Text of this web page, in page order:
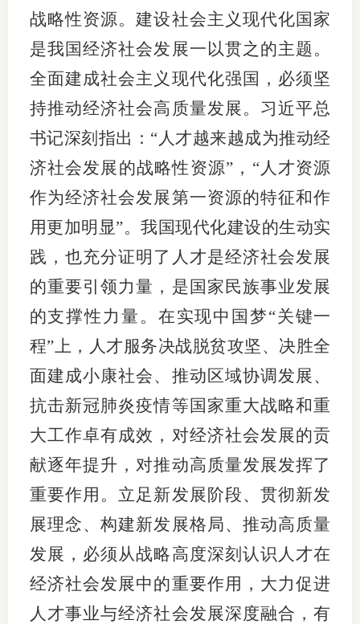
协会公
乡村振
联系我
招聘信
廉政举
战略性资源。建设社会主义现代化国家
是我国经济社会发展一以贯之的主题。
全面建成社会主义现代化强国，必须坚
持推动经济社会高质量发展。习近平总
书记深刻指出：“人才越来越成为推动经
济社会发展的战略性资源”，“人才资源
作为经济社会发展第一资源的特征和作
用更加明显”。我国现代化建设的生动实
践，也充分证明了人才是经济社会发展
的重要引领力量，是国家民族事业发展
的支撑性力量。在实现中国梦“关键一
程”上，人才服务决战脱贫攻坚、决胜全
面建成小康社会、推动区域协调发展、
抗击新冠肺炎疫情等国家重大战略和重
大工作卓有成效，对经济社会发展的贡
献逐年提升，对推动高质量发展发挥了
重要作用。立足新发展阶段、贯彻新发
展理念、构建新发展格局、推动高质量
发展，必须从战略高度深刻认识人才在
经济社会发展中的重要作用，大力促进
人才事业与经济社会发展深度融合，有